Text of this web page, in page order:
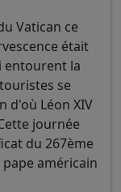
Vatican ce
était
entourent la
se
d'où Léon XIV
journée
du 267ème
américain